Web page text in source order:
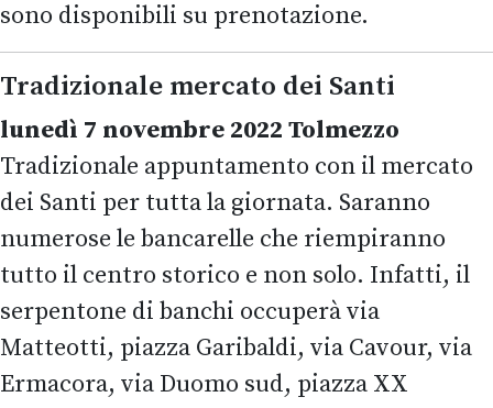
sono disponibili su prenotazione.
Tradizionale mercato dei Santi
lunedì 7 novembre 2022 Tolmezzo
Tradizionale appuntamento con il mercato
dei Santi per tutta la giornata. Saranno
numerose le bancarelle che riempiranno
tutto il centro storico e non solo. Infatti, il
serpentone di banchi occuperà via
Matteotti, piazza Garibaldi, via Cavour, via
Ermacora, via Duomo sud, piazza XX